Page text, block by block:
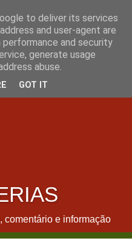
comentário e informação
to deliver its services
and user-agent are
and security
generate usage
abuse.
GOT IT